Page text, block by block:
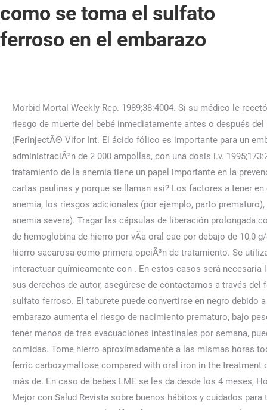
como se toma el sulfato
ferroso en el embarazo
Morbid Mortal Weekly Rep. 1989;38:4004. Si su médico le recetó tabletas masticables, asegúrese de masticarlas bien antes de tragarlas. Algunos estudios también muestran un mayor riesgo de muerte del bebé inmediatamente antes o después del nacimiento. En general, un alto nivel de eficacia y seguridad se demostrÃ³ en todos los estudios. Carboximaltosa fÃ©rrica (FerinjectÂ® Vifor Int. El ácido fólico es importante para un embarazo saludable. El estreñimiento es común durante el embarazo. La tasa de efectos secundarios despuÃ©s de la administraciÃ³n de 2 000 ampollas, con una dosis i.v. 1995;173:2059. AdemÃ¡s de las modernas tÃ©cnicas anestÃ©sicas y quirÃºrgicas, nuestro plan de incremento progresivo de tratamiento de la anemia tiene un papel importante en la prevenciÃ³n de la anemia que requiere transfusiÃ³n despuÃ©s de grandes pÃ©rdidas de sangre en el periparto. ¿Cuáles son las cartas paulinas y porque se llaman así? Los factores a tener en cuenta a la hora de decidir sobre el tratamiento a utilizar incluyen el tiempo que queda hasta el parto, la severidad de la anemia, los riesgos adicionales (por ejemplo, parto prematuro), comorbilidad materna y los deseos de la propia paciente (por ejemplo, rechazo para recibir sangre de donantes para tratar la anemia severa). Tragar las cápsulas de liberación prolongada como conjunto y donrsquo-t un aplastamiento o masticar. ¿Cómo se debe tomar el sulfato ferroso en el embarazo? Si el nivel de hemoglobina de hierro por vÃ­a oral cae por debajo de 10,0 g/dL dentro de 2 a 4 semanas, o si el nivel de Hb en la primera prueba ya estÃ¡ a menos de 10,0 g/dl, se utiliza el complejo de hierro sacarosa como primera opciÃ³n de tratamiento. Se utiliza en diferentes campos como la dermatología, la odontología y se cree que presenta propiedades hemostáticas al interactuar químicamente con . En estos casos será necesaria la suplementación, eso sí, siempre controlada por un especialista. Si cree que la publicación de cualquier material infringe sus derechos de autor, asegúrese de contactarnos a través del formulario de contacto y su material será eliminado. La administración de hierro suele hacerse a través de la forma de sulfato ferroso. El taburete puede convertirse en negro debido a hierro. Le hicieron análisis de sangre para controlar que no hubiera anemia y está perfecto. La anemia grave durante el embarazo aumenta el riesgo de nacimiento prematuro, bajo peso al nacer y depresión posparto. ¿Qué función tienen las pastillas materna? El estreñimiento en el embarazo, definido como tener menos de tres evacuaciones intestinales por semana, puede ser incómodo. . Los estudios que investigan esta cuestiÃ³n estÃ¡n actualmente en curso. Tomar antes o durante las comidas. Tome hierro aproximadamente a las mismas horas todos los días. Si no tomas suficiente, o si ya tienes el hierro bajo, podrías desarrollar una anemia ferropénica. Intravenous ferric carboxymaltose compared with oral iron in the treatment of postpartum anemia: a randomized controlled trial. ¿Por qué tenemos sabor metálico en la boca? Malek A. deja que pase más de. En caso de bebes LME se les da desde los 4 meses, Hola! Ãºnica mÃ¡xima de 200 mg, se encontrÃ³ que era menos de 0,5%. Descripción Del Sulfato Férrico. Natural Medicines. Mejor con Salud Revista sobre buenos hábitos y cuidados para tu